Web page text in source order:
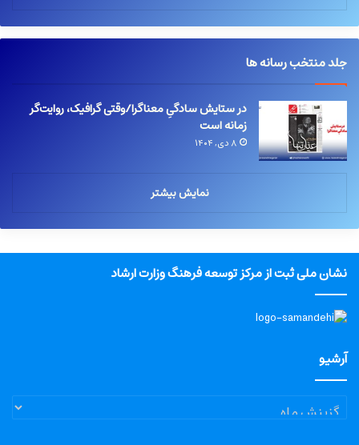
جلد منتخب رسانه ها
در ستایش سادگیِ معناگرا/وقتی گرافیک، روایت‌گر
زمانه است
۸ دی, ۱۴۰۴
نمایش بیشتر
نشان ملی ثبت از مرکز توسعه فرهنگ وزارت ارشاد
آرشیو
آرشیو